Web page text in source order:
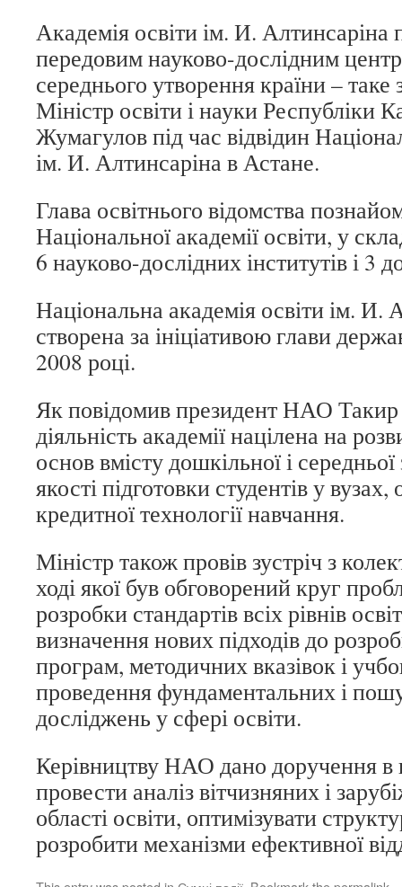
Академія освіти ім. И. Алтинсаріна
передовим науково-дослідним
середнього утворення країни – таке
Міністр освіти і науки Республіки
Жумагулов під час відвідин
ім. И. Алтинсаріна в Астане.
Глава освітнього відомства
Національної академії освіти, у
6 науково-дослідних інститутів і 3
Національна академія освіти ім. И.
створена за ініціативою глави
2008 році.
Як повідомив президент НАО Такир
діяльність академії націлена на
основ вмісту дошкільної і середньої
якості підготовки студентів у
кредитної технології навчання.
Міністр також провів зустріч з
ході якої був обговорений круг
розробки стандартів всіх рівнів
визначення нових підходів до
програм, методичних вказівок і
проведення фундаментальних і
досліджень у сфері освіти.
Керівництву НАО дано доручення в
провести аналіз вітчизняних і
області освіти, оптимізувати
розробити механізми ефективної